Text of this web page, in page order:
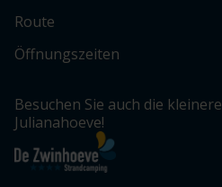
Route
Öffnungszeiten
Besuchen Sie auch die
Julianahoeve!